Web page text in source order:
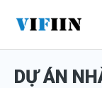
nội
dungDỰ ÁN